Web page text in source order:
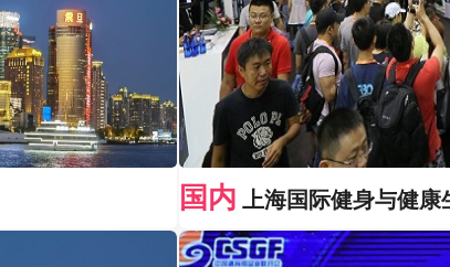
国内 上海国际健身与健